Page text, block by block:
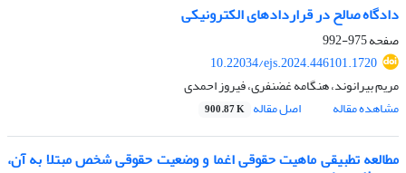
دادگاه صالح در قراردادهای الکترونیکی
صفحه975-992
10.22034/ejs.2024.446101.1720
مریم بیرانوند، هنگامه غضنفری، فیروز احمدی
مشاهده مقاله
اصل مقاله 900.87 K
مطالعه تطبیقی ماهیت حقوقی اغما و وضعیت حقوقی شخص مبتلا به آن،